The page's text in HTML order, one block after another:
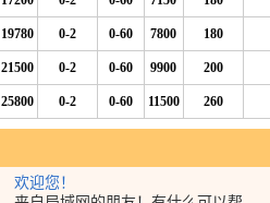
欢迎您！
19780 0-2 0-60 7800 180
21500 0-2 0-60 9900 200
25800 0-2 0-60 11500 260
制冷量